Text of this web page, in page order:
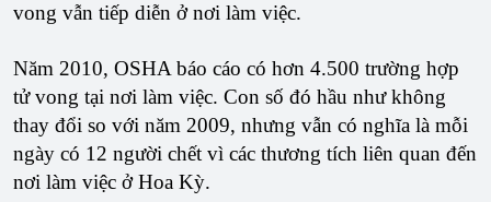
vong vẫn tiếp diễn ở nơi làm việc.
Năm 2010, OSHA báo cáo có hơn 4.500 trường hợp
tử vong tại nơi làm việc. Con số đó hầu như không
thay đổi so với năm 2009, nhưng vẫn có nghĩa là mỗi
ngày có 12 người chết vì các thương tích liên quan đến
nơi làm việc ở Hoa Kỳ.